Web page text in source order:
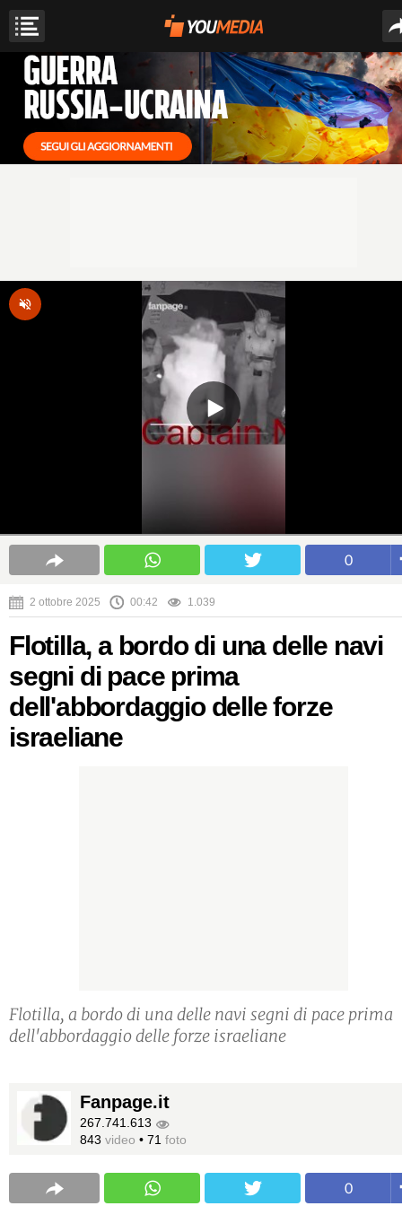
0
2 ottobre 2025 00:42 1.039
Flotilla, a bordo di una delle navi
segni di pace prima
dell'abbordaggio delle forze
israeliane
Flotilla, a bordo di una delle navi segni di pace prima
dell'abbordaggio delle forze israeliane
Fanpage.it
267.741.613
843 video • 71 foto
0